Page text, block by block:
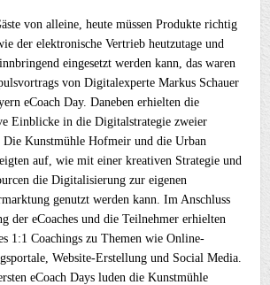
von alleine, heute müssen Produkte richtig
der elektronische Vertrieb heutzutage und
eingesetzt werden kann, das waren
von Digitalexperte Markus Schauer
eCoach Day. Daneben erhielten die
Einblicke in die Digitalstrategie zweier
Die Kunstmühle Hofmeir und die Urban
auf, wie mit einer kreativen Strategie und
die Digitalisierung zur eigenen
genutzt werden kann. Im Anschluss
der eCoaches und die Teilnehmer erhielten
1:1 Coachings zu Themen wie Online-
Website-Erstellung und Social Media.
eCoach Days luden die Kunstmühle